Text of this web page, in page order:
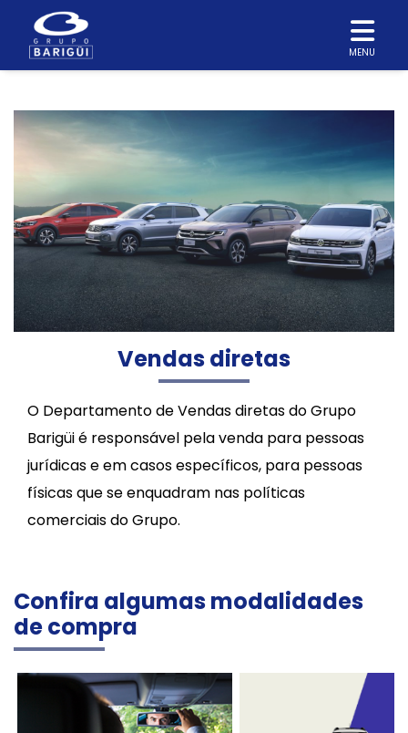
MENU
Vendas diretas
O Departamento de Vendas diretas do Grupo
Barigüi é responsável pela venda para pessoas
jurídicas e em casos específicos, para pessoas
físicas que se enquadram nas políticas
comerciais do Grupo.
Confira algumas modalidades
de compra